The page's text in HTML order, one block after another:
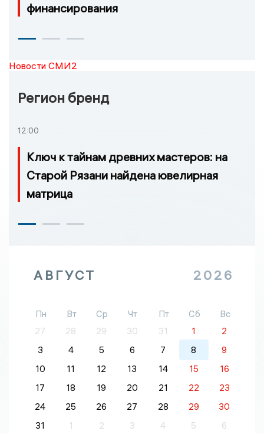
финансирования
Новости СМИ2
Регион бренд
12:00
Ключ к тайнам древних мастеров: на
Старой Рязани найдена ювелирная
матрица
АВГУСТ 2026
Пн Вт Ср Чт Пт Сб
Вс
27
28 29 30 31 1
2
3
4 5 6 7 8
9
10
11 12 13 14 15
16
17
18 19 20 21 22
23
24
25 26 27 28 29
30
31
1 2 3 4 5 6